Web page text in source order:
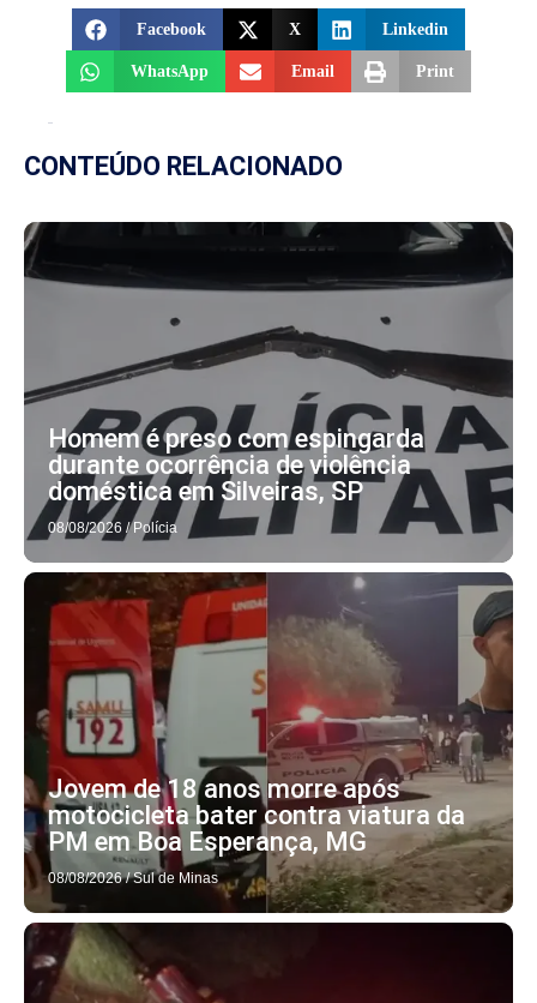
Facebook X Linkedin
WhatsApp Email Print
CONTEÚDO RELACIONADO
Homem é preso com espingarda
durante ocorrência de violência
doméstica em Silveiras, SP
08/08/2026 / Polícia
Jovem de 18 anos morre após
motocicleta bater contra viatura da
PM em Boa Esperança, MG
08/08/2026 / Sul de Minas